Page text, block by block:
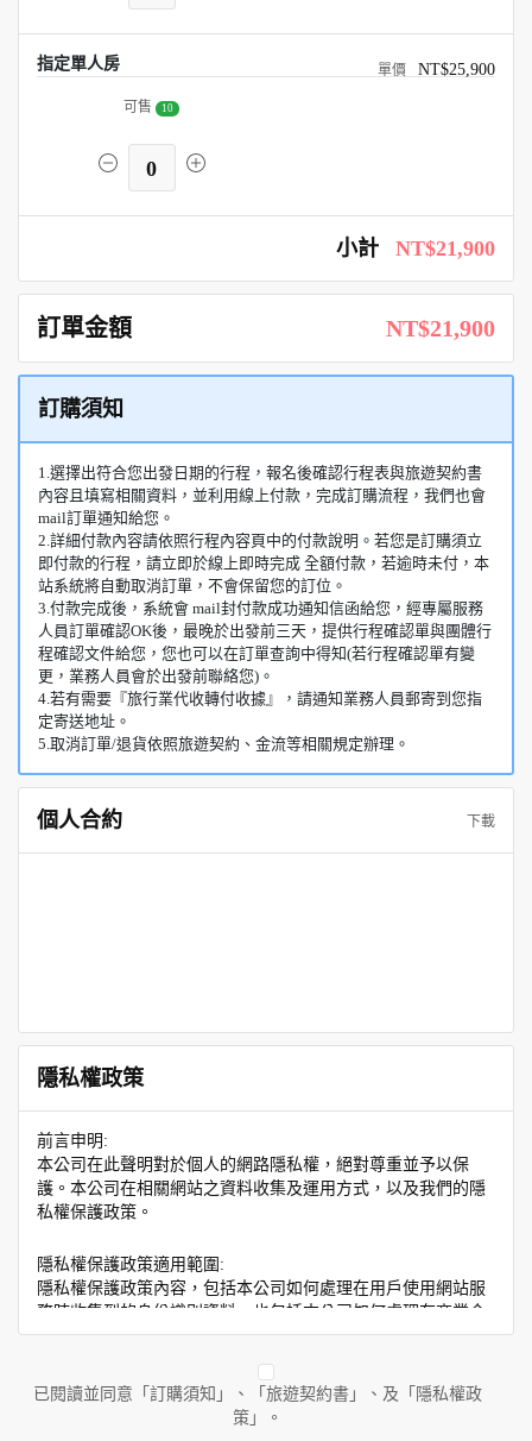
指定單人房 NT$25,900
可售 10
0
小計 NT$21,900
訂單金額 NT$21,900
訂購須知
1.選擇出符合您出發日期的行程，報名後確認行程表與旅遊契約書
內容且填寫相關資料，並利用線上付款，完成訂購流程，我們也會
mail訂單通知給您。
2.詳細付款內容請依照行程內容頁中的付款說明。若您是訂購須立
即付款的行程，請立即於線上即時完成 全額付款，若逾時未付，本
站系統將自動取消訂單，不會保留您的訂位。
3.付款完成後，系統會 mail封付款成功通知信函給您，經專屬服務
人員訂單確認OK後，最晚於出發前三天，提供行程確認單與團體行
程確認文件給您，您也可以在訂單查詢中得知(若行程確認單有變
更，業務人員會於出發前聯絡您)。
4.若有需要『旅行業代收轉付收據』，請通知業務人員郵寄到您指
定寄送地址。
5.取消訂單/退貨依照旅遊契約、金流等相關規定辦理。
個人合約 下載
隱私權政策
前言申明:
本公司在此聲明對於個人的網路隱私權，絕對尊重並予以保
護。本公司在相關網站之資料收集及運用方式，以及我們的隱
私權保護政策。
隱私權保護政策適用範圍:
隱私權保護政策內容，包括本公司如何處理在用戶使用網站服
務時收集到的身份識別資料，也包括本公司如何處理在商業合
作與本公司合作時分享的任何身份識別資料。隱私權保護政策
人員。例如您透過本公司旗下網站上的廣告廠商連結，這些置
放連結的廠商也可能蒐集您個人的資料。對於您主動提供的個
人資訊，這些廣告廠商或連結網站有其個別的隱私權保護政
已閱讀並同意「訂購須知」、「旅遊契約書」、及「隱私權政
策」。